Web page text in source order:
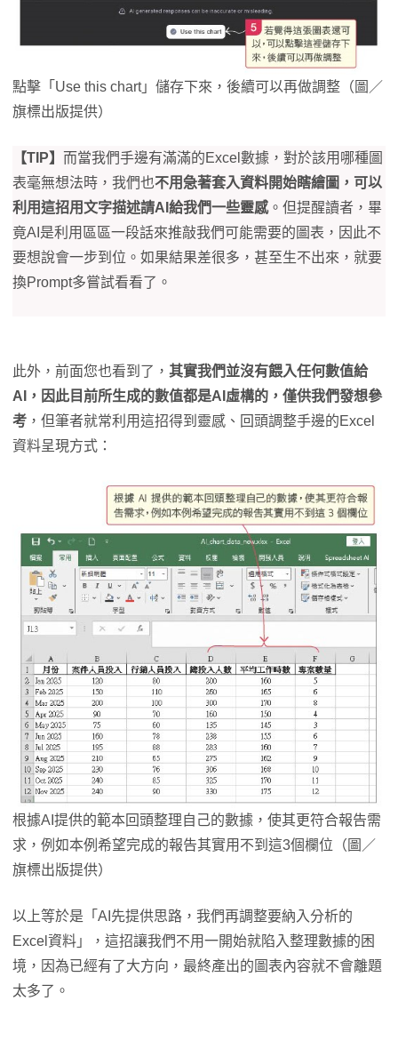
點擊「Use this chart」儲存下來，後續可以再做調整（圖／
旗標出版提供）
【TIP】 而當我們手邊有滿滿的Excel數據，對於該用哪種圖
表毫無想法時，我們也不用急著套入資料開始瞎繪圖，可以
利用這招用文字描述請AI給我們一些靈感。但提醒讀者，畢
竟AI是利用區區一段話來推敲我們可能需要的圖表，因此不
要想說會一步到位。如果結果差很多，甚至生不出來，就要
換Prompt多嘗試看看了。
此外，前面您也看到了， 其實我們並沒有餵入任何數值給
AI，因此目前所生成的數值都是AI虛構的，僅供我們發想參
考 ，但筆者就常利用這招得到靈感、回頭調整手邊的Excel
資料呈現方式：
根據AI提供的範本回頭整理自己的數據，使其更符合報告需
求，例如本例希望完成的報告其實用不到這3個欄位（圖／
旗標出版提供）
以上等於是「AI先提供思路，我們再調整要納入分析的
Excel資料」，這招讓我們不用一開始就陷入整理數據的困
境，因為已經有了大方向，最終產出的圖表內容就不會離題
太多了。